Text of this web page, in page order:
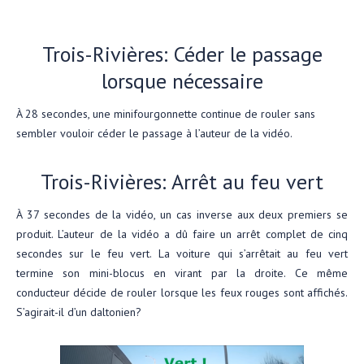
Trois-Rivières: Céder le passage
lorsque nécessaire
À 28 secondes, une minifourgonnette continue de rouler sans
sembler vouloir céder le passage à l’auteur de la vidéo.
Trois-Rivières: Arrêt au feu vert
À 37 secondes de la vidéo, un cas inverse aux deux premiers se
produit. L’auteur de la vidéo a dû faire un arrêt complet de cinq
secondes sur le feu vert. La voiture qui s’arrêtait au feu vert
termine son mini-blocus en virant par la droite. Ce même
conducteur décide de rouler lorsque les feux rouges sont affichés.
S’agirait-il d’un daltonien?